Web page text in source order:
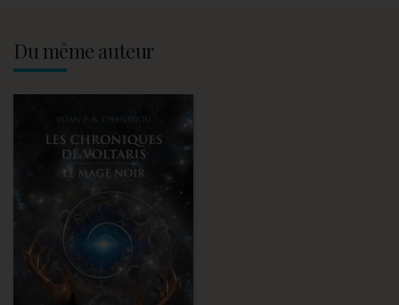
Du même auteur